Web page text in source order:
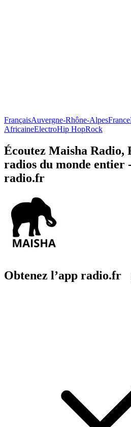
FrançaisAuvergne-Rhône-AlpesFrance
AfricaineElectroHip HopRock
Écoutez Maisha Radio,
radios du monde entier
radio.fr
Obtenez l’app radio.fr